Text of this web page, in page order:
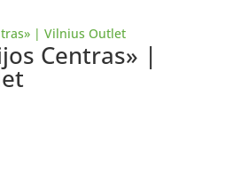
Centras» |